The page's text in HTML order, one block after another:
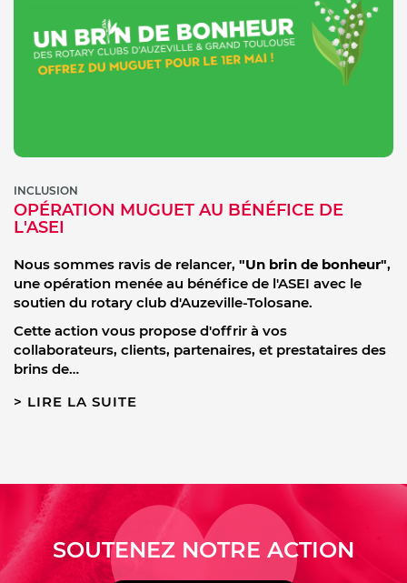
INCLUSION
OPÉRATION MUGUET AU BÉNÉFICE DE
L'ASEI
Nous sommes ravis de relancer, "Un brin de bonheur",
une opération menée au bénéfice de l'ASEI avec le
soutien du rotary club d'Auzeville-Tolosane.
Cette action vous propose d'offrir à vos
collaborateurs, clients, partenaires, et prestataires des
brins de…
LIRE LA SUITE
SOUTENEZ NOTRE ACTION